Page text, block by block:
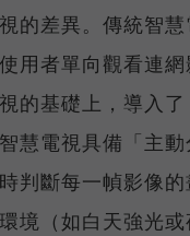
的差異。傳統智
用者單向觀看連
的基礎上，導入
慧電視具備「主動
判斷每一幀影像
境（如白天強光或